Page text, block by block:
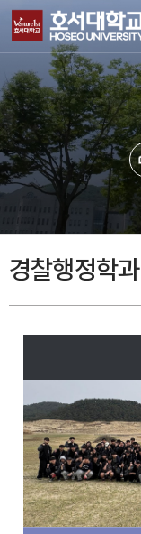
경찰행정학과